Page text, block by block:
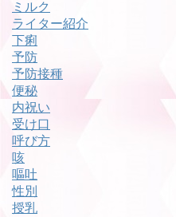
ミルク
ライター紹介
下痢
予防
予防接種
便秘
内祝い
受け口
呼び方
咳
嘔吐
性別
授乳